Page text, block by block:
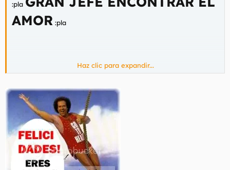
:pla
AMOR :pla
Haz clic para expandir...